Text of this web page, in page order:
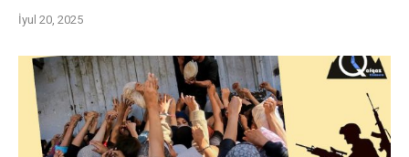
İyul 20, 2025